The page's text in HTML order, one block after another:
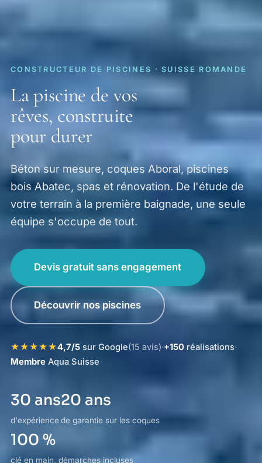
CONSTRUCTEUR DE PISCINES · SUISSE ROMANDE
La piscine de vos
rêves, construite
pour durer
Béton sur mesure, coques Aboral, piscines
bois Abatec, spas et rénovation. De l'étude de
votre terrain à la première baignade, une seule
équipe s'occupe de tout.
Devis gratuit sans engagement
Découvrir nos piscines
★★★★★4,7/5sur Google(15 avis)·+150réalisations·
MembreAqua Suisse
30 ans
d'expérience
20 ans
de garantie sur les coques
100 %
clé en main, démarches incluses